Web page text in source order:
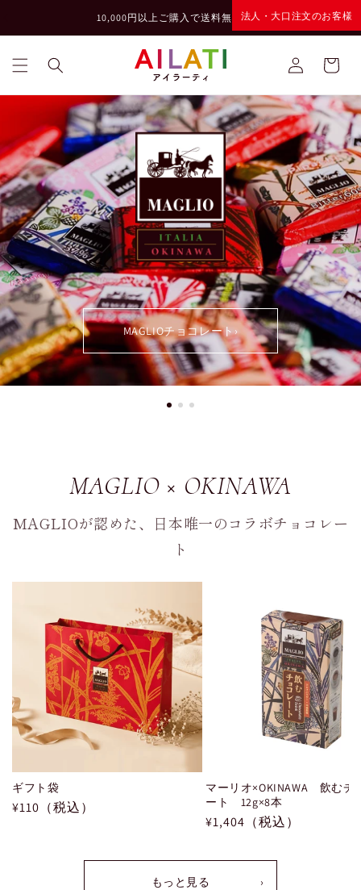
進む
10,000円以上ご購入で送料無料法人・大口注文のお客様
›
ロ
グ
イ
ン
ー
MAGLIOチョコレート ›
MAGLIO × OKINAWA
MAGLIOが認めた、日本唯一のコラボチョコレー
ト
ギフト袋
通
¥110（税込）
マーリオ×OKINAWA 飲むチ
ート 12g×8本
通
価
格
¥1,404（税込）
もっと見る ›